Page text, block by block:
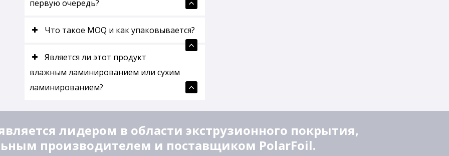
первую очередь?
Что такое MOQ и как упаковывается?
Является ли этот продукт
влажным ламинированием или сухим
ламинированием?
является лидером в области экструзионного покрытия,
производителем и поставщиком PolarFoil.